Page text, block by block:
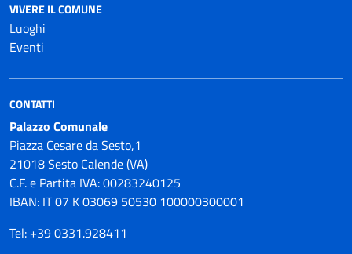
VIVERE IL COMUNE
Luoghi
Eventi
CONTATTI
Palazzo Comunale
Piazza Cesare da Sesto,1
21018 Sesto Calende (VA)
C.F. e Partita IVA: 00283240125
IBAN: IT 07 K 03069 50530 100000300001
Tel: +39 0331.928411